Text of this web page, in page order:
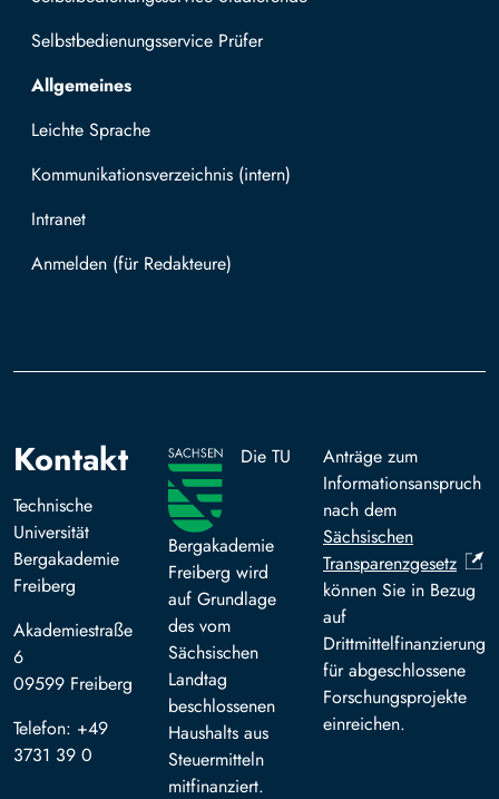
Selbstbedienungsservice Prüfer
Allgemeines
Leichte Sprache
Kommunikationsverzeichnis (intern)
Intranet
Mit TUBAF Login anmelden
Kontakt
Technische
Universität
Bergakademie
Freiberg
Akademiestraße
6
09599 Freiberg
Telefon: +49
3731 39 0
Die TU
Bergakademie
Freiberg wird
auf Grundlage
des vom
Sächsischen
Landtag
beschlossenen
Haushalts aus
Steuermitteln
mitfinanziert.
Anträge zum
Informationsanspruch
nach dem
Sächsischen
Transparenzgesetz
können Sie in Bezug
auf
Drittmittelfinanzierung
für abgeschlossene
Forschungsprojekte
einreichen.